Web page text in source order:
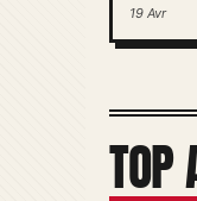
19 Avr
TOP